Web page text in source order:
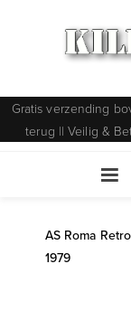
Gratis verzending
terug || Veilig &
AS Roma
1979